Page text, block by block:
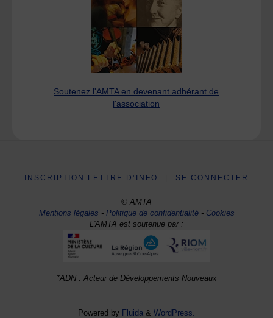
Soutenez l'AMTA en devenant adhérant de
l'association
INSCRIPTION LETTRE D’INFO SE CONNECTER
© AMTA
Mentions légales -Politique de confidentialité- Cookies
L'AMTA est soutenue par :
*ADN : Acteur de Développements Nouveaux
Powered by Fluida & WordPress.